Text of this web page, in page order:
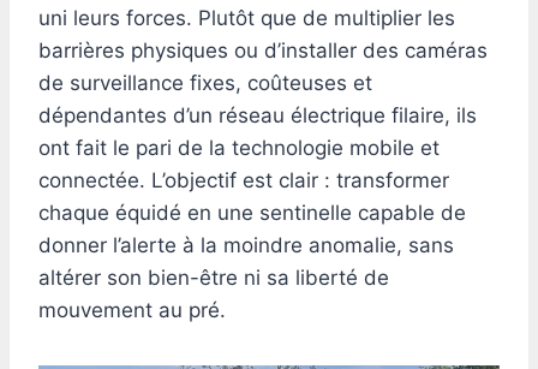
uni leurs forces. Plutôt que de multiplier les
barrières physiques ou d’installer des caméras
de surveillance fixes, coûteuses et
dépendantes d’un réseau électrique filaire, ils
ont fait le pari de la technologie mobile et
connectée. L’objectif est clair : transformer
chaque équidé en une sentinelle capable de
donner l’alerte à la moindre anomalie, sans
altérer son bien-être ni sa liberté de
mouvement au pré.